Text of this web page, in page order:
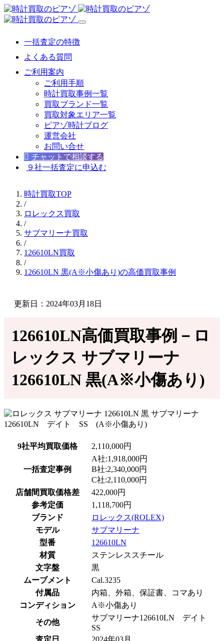
一括査定の特徴
よくある質問
ご利用案内
ご利用手順
時計買取事例一覧
買取ブランド一覧
買取対象エリア一覧
ピアゾ時計ブログ
運営会社
お問い合せ
チャットで相談する
９社一括査定に申込む
時計買取TOP
/
ロレックス買取
/
サブマリーナ買取
/
126610LN買取
/
126610LN 黒(A※小傷あり)の高価買取事例
更新日：2024年03月18日
126610LN高価買取事例－ロ
レックス サブマリーナ
126610LN 黒(A※小傷あり)
9社平均買取価格 2,110,000円
一括査定事例
A社:1,918,000円
B社:2,340,000円
C社:2,110,000円
店舗間買取価格差
422,000円
参考定価
1,118,700円
ブランド
ロレックス(ROLEX)
モデル
サブマリーナ
型番
126610LN
材質
ステンレススチール
文字盤
黒
ムーブメント
Cal.3235
付属品
内箱、外箱、保証書、コマあり
コンディション
A※小傷あり
その他
サブマリーナ126610LN デイト
SS
査定日
2024年03月